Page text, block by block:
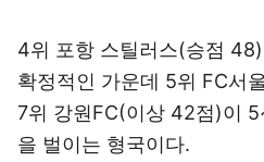
4위 포항 스틸러스(승점
확정적인 가운데 5위 FC서
7위 강원FC(이상 42점)이
을 벌이는 형국이다.